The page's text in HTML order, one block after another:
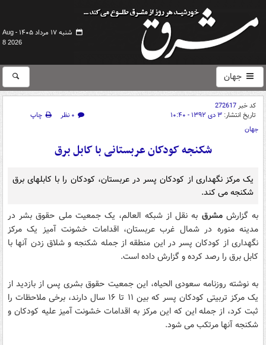
شنبه ۱۷ مرداد ۱۴۰۵ -
Aug
8 2026
جهان
کد خبر272617
تاریخ انتشار: ۳ دی ۱۳۹۲ - ۱۰:۴۰ ۰ نظر
چاپ
جهان
شکنجه کودکان عربستانی با کابل برق
یک مرکز نگهداری از کودکان پسر در عربستان، کودکان را با کابلهای برق
شکنجه می کند.
به گزارشمشرق به نقل از شبکه العالم، یک جمعیت ملی حقوق بشر در
مدینه منوره در شمال غرب عربستان، اقدامات خشونت آمیز یک مرکز
نگهداری از کودکان پسر در این منطقه از جمله شکنجه و شلاق زدن آنها با
کابل برق را رصد کرده و گزارش داده است.
به نوشته روزنامه سعودی الحیاه، این جمعیت حقوق بشری پس از بازدید از
یک مرکز تربیتی کودکان پسر که بین ۱۱ تا ۱۶ سال دارند، برخی ملاحظات را
ثبت کرد، از جمله این که این مرکز به اقدامات خشونت آمیز علیه کودکان و
شکنجه آنها مرتکب می شود.